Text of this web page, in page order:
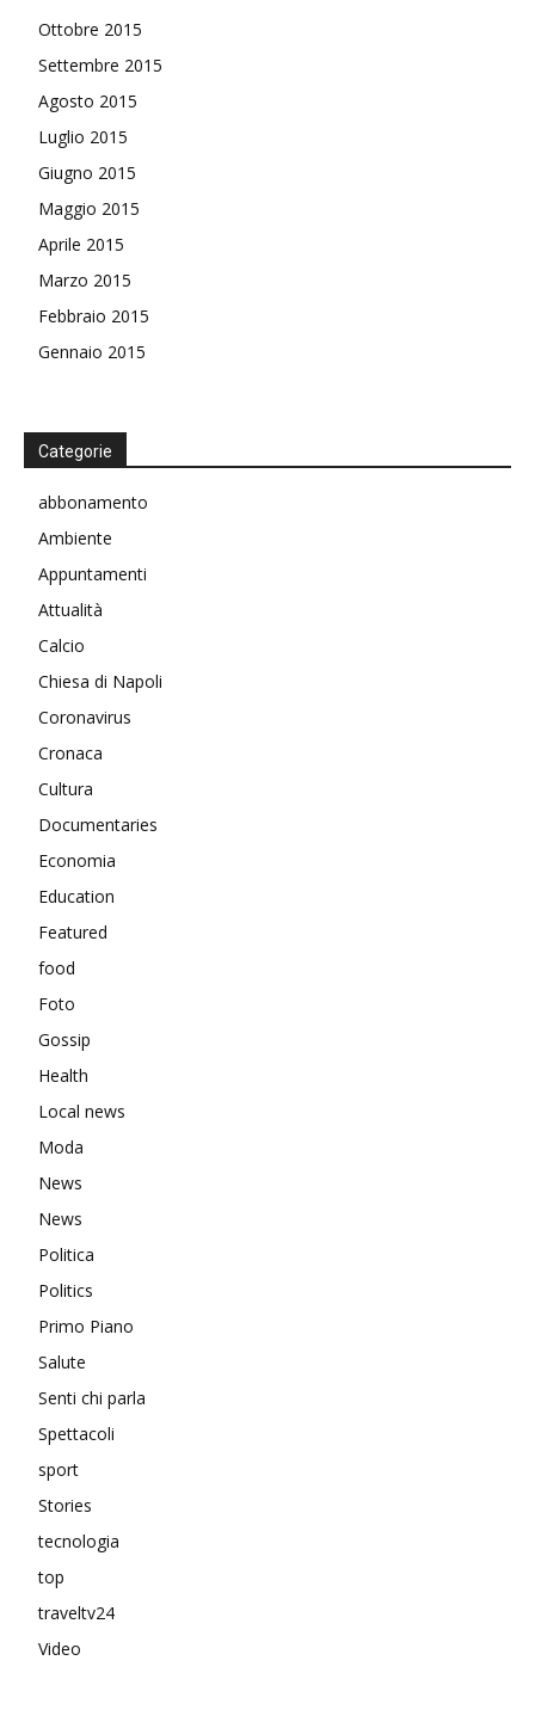
Ottobre 2015
Settembre 2015
Agosto 2015
Luglio 2015
Giugno 2015
Maggio 2015
Aprile 2015
Marzo 2015
Febbraio 2015
Gennaio 2015
Categorie
abbonamento
Ambiente
Appuntamenti
Attualità
Calcio
Chiesa di Napoli
Coronavirus
Cronaca
Cultura
Documentaries
Economia
Education
Featured
food
Foto
Gossip
Health
Local news
Moda
News
News
Politica
Politics
Primo Piano
Salute
Senti chi parla
Spettacoli
sport
Stories
tecnologia
top
traveltv24
Video